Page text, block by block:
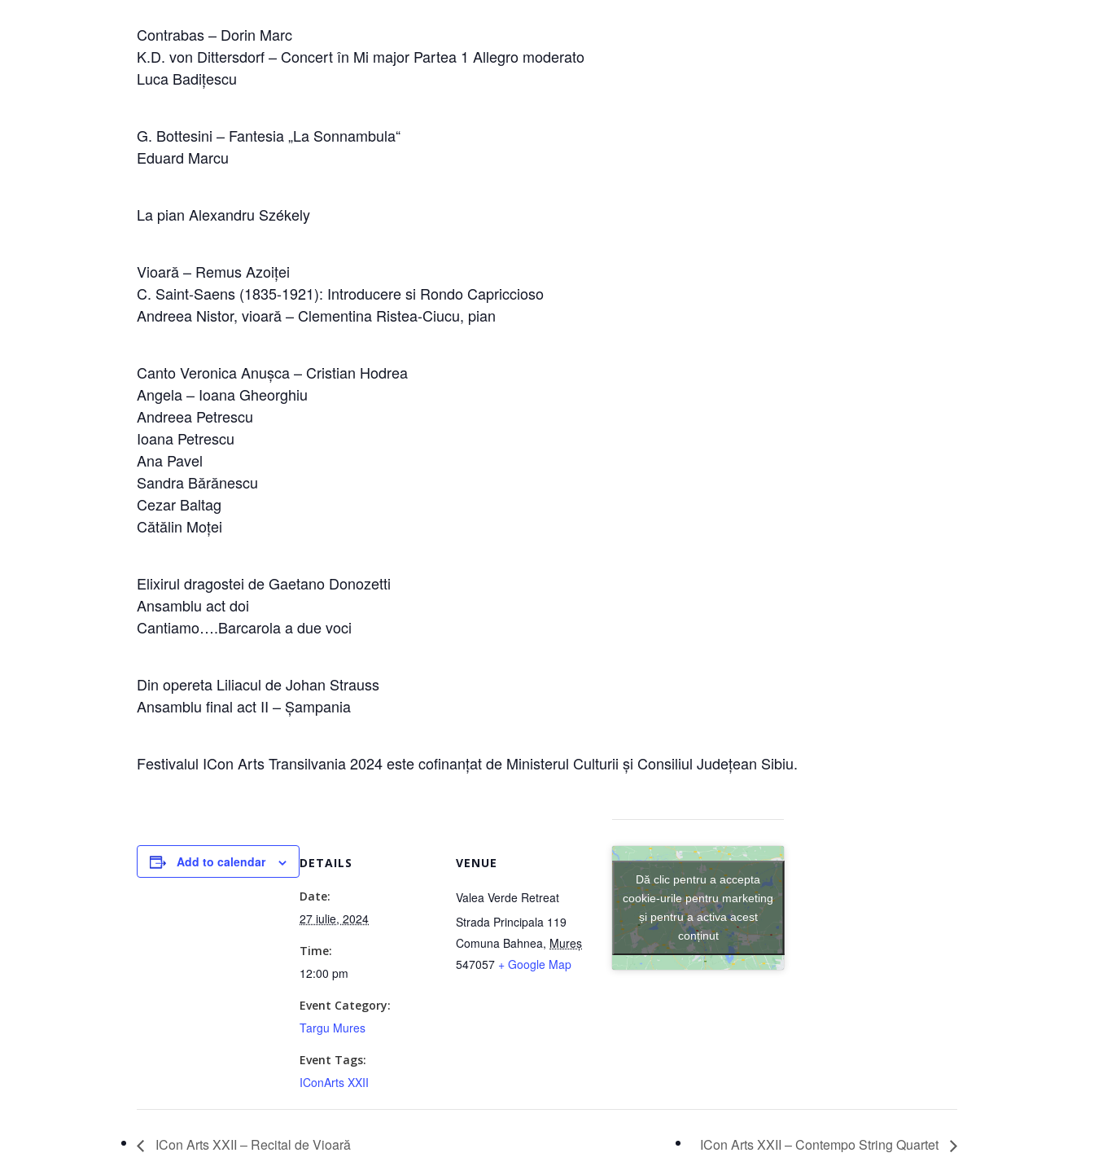
Contrabas – Dorin Marc
K.D. von Dittersdorf – Concert în Mi major Partea 1 Allegro moderato
Luca Badițescu
G. Bottesini – Fantesia „La Sonnambula“
Eduard Marcu
La pian Alexandru Székely
Vioară – Remus Azoiței
C. Saint-Saens (1835-1921): Introducere si Rondo Capriccioso
Andreea Nistor, vioară – Clementina Ristea-Ciucu, pian
Canto Veronica Anușca – Cristian Hodrea
Angela – Ioana Gheorghiu
Andreea Petrescu
Ioana Petrescu
Ana Pavel
Sandra Bărănescu
Cezar Baltag
Cătălin Moței
Elixirul dragostei de Gaetano Donozetti
Ansamblu act doi
Cantiamo….Barcarola a due voci
Din opereta Liliacul de Johan Strauss
Ansamblu final act II – Șampania
Festivalul ICon Arts Transilvania 2024 este cofinanțat de Ministerul Culturii și Consiliul Județean Sibiu.
Add to calendar DETAILS
Date:
27 iulie, 2024
Time:
12:00 pm
Event Category:
Targu Mures
Event Tags:
IConArts XXII
VENUE
Valea Verde Retreat
Strada Principala 119
Comuna Bahnea, Mureș
547057 + Google Map
Dă clic pentru a accepta
cookie-urile pentru marketing
și pentru a activa acest
conținut
ICon Arts XXII – Recital de Vioară ICon Arts XXII – Contempo String Quartet